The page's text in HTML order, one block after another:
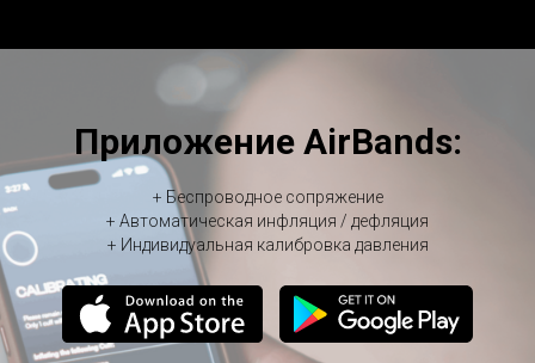
Приложение AirBands:
+ Беспроводное сопряжение
+ Автоматическая инфляция / дефляция
+ Индивидуальная калибровка давления